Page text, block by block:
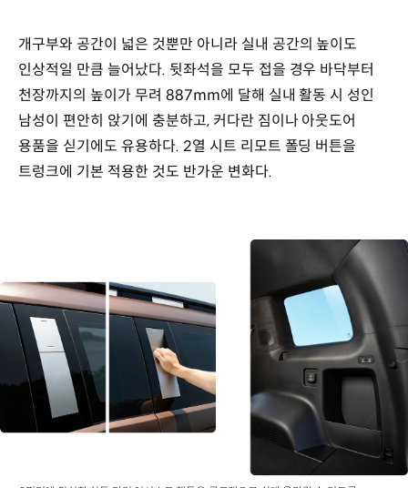
개구부와 공간이 넓은 것뿐만 아니라 실내 공간의 높이도
인상적일 만큼 늘어났다. 뒷좌석을 모두 접을 경우 바닥부터
천장까지의 높이가 무려 887mm에 달해 실내 활동 시 성인
남성이 편안히 앉기에 충분하고, 커다란 짐이나 아웃도어
용품을 싣기에도 유용하다. 2열 시트 리모트 폴딩 버튼을
트렁크에 기본 적용한 것도 반가운 변화다.